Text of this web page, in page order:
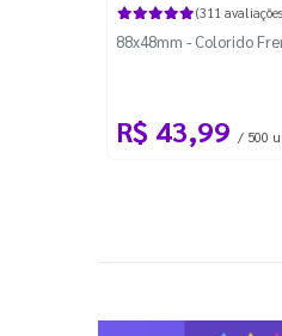
(311
88x48mm - Colorido
R$ 43,99 / 500